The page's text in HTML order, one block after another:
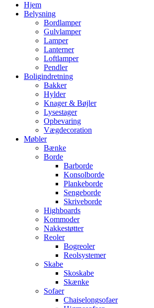
Hjem
Belysning
Bordlamper
Gulvlamper
Lamper
Lanterner
Loftlamper
Pendler
Boligindretning
Bakker
Hylder
Knager & Bøjler
Lysestager
Opbevaring
Vægdecoration
Møbler
Bænke
Borde
Barborde
Konsolborde
Plankeborde
Sengeborde
Skriveborde
Highboards
Kommoder
Nakkestøtter
Reoler
Bogreoler
Reolsystemer
Skabe
Skoskabe
Skænke
Sofaer
Chaiselongsofaer